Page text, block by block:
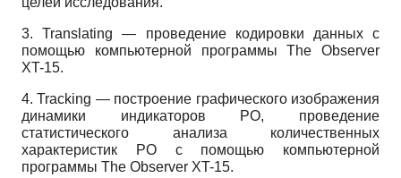
3.Translating — проведение кодировки данных с
помощью компьютерной программыThe Observer
XT-15.
4.Tracking —построение графического изображения
динамики индикаторов РО, проведение
статистического анализа количественных
характеристик РО с помощью компьютерной
программы The Observer XT-15.